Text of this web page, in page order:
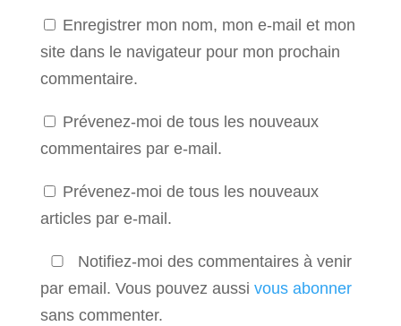
Enregistrer mon nom, mon e-mail et mon
site dans le navigateur pour mon prochain
commentaire.
Prévenez-moi de tous les nouveaux
commentaires par e-mail.
Prévenez-moi de tous les nouveaux
articles par e-mail.
Notifiez-moi des commentaires à venir
par email. Vous pouvez aussi vous abonner
sans commenter.